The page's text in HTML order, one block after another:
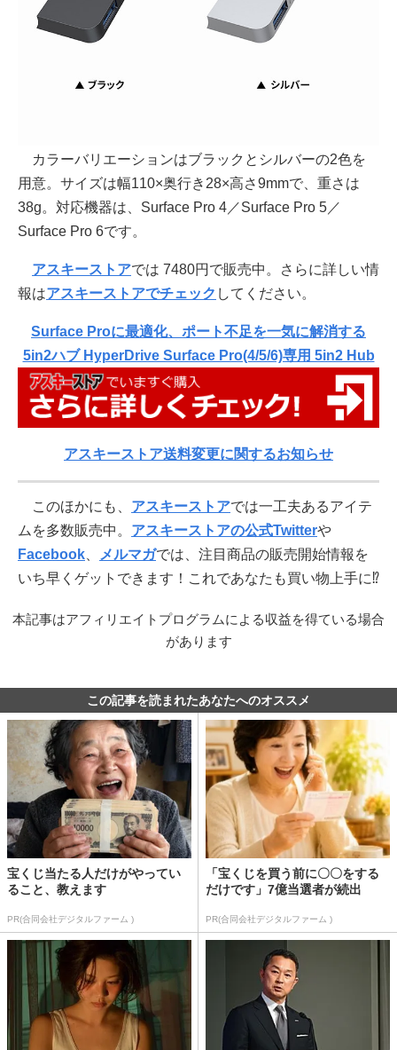
カラーバリエーションはブラックとシルバーの2色を
用意。サイズは幅110×奥行き28×高さ9mmで、重さは
38g。対応機器は、Surface Pro 4／Surface Pro 5／
Surface Pro 6です。
アスキーストアでは 7480円で販売中。さらに詳しい情
報はアスキーストアでチェック してください。
Surface Proに最適化、ポート不足を一気に解消する
5in2ハブ HyperDrive Surface Pro(4/5/6)専用 5in2 Hub
アスキーストア送料変更に関するお知らせ
このほかにも、 アスキーストアでは一工夫あるアイテ
ムを多数販売中。 アスキーストアの公式Twitterや
Facebook
メルマガでは、注目商品の販売開始情報を
いち早くゲットできます！これであなたも買い物上手に⁉
本記事はアフィリエイトプログラムによる収益を得ている場合
があります
この記事を読まれたあなたへのオススメ
宝くじ当たる人だけがやってい
ること、教えます
PR(合同会社デジタルファーム )
「宝くじを買う前に〇〇をする
だけです」7億当選者が続出
PR(合同会社デジタルファーム )